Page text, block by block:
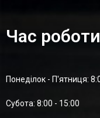
Час роботи
Понеділок - П'ятниця:
Суботa: 8:00 - 15:00